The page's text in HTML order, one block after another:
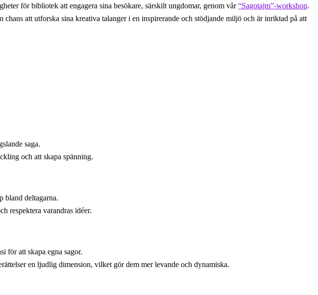
för bibliotek att engagera sina besökare, särskilt ungdomar, genom vår“Sagotajm”-workshop.
att utforska sina kreativa talanger i en inspirerande och stödjande miljö och är inriktad på att
saga.
och att skapa spänning.
bland deltagarna.
respektera varandras idéer.
för att skapa egna sagor.
en ljudlig dimension, vilket gör dem mer levande och dynamiska.